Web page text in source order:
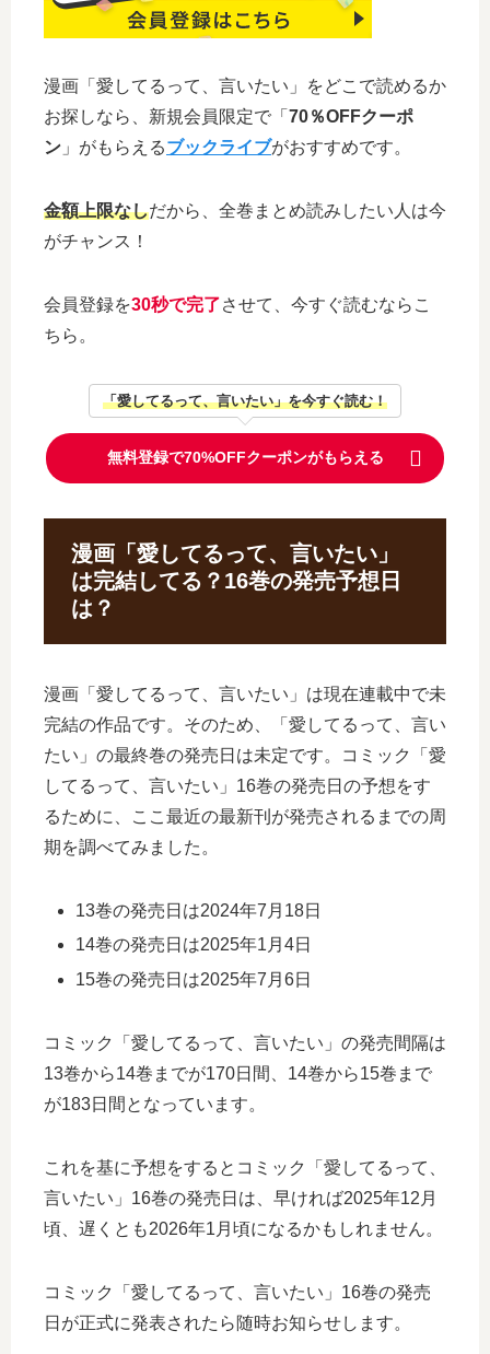
漫画「愛してるって、言いたい」をどこで読めるか
お探しなら、新規会員限定で「 70％OFFクーポ
ン 」がもらえるブックライブがおすすめです。
金額上限なしだから、全巻まとめ読みしたい人は今
がチャンス！
会員登録を30秒で完了させて、今すぐ読むならこ
ちら。
「愛してるって、言いたい」を今すぐ読む！
無料登録で70%OFFクーポンがもらえる
漫画「愛してるって、言いたい」
は完結してる？16巻の発売予想日
は？
漫画「愛してるって、言いたい」は現在連載中で未
完結の作品です。そのため、「愛してるって、言い
たい」の最終巻の発売日は未定です。コミック「愛
してるって、言いたい」16巻の発売日の予想をす
るために、ここ最近の最新刊が発売されるまでの周
期を調べてみました。
13巻の発売日は2024年7月18日
14巻の発売日は2025年1月4日
15巻の発売日は2025年7月6日
コミック「愛してるって、言いたい」の発売間隔は
13巻から14巻までが170日間、14巻から15巻まで
が183日間となっています。
これを基に予想をするとコミック「愛してるって、
言いたい」16巻の発売日は、早ければ2025年12月
頃、遅くとも2026年1月頃になるかもしれません。
コミック「愛してるって、言いたい」16巻の発売
日が正式に発表されたら随時お知らせします。